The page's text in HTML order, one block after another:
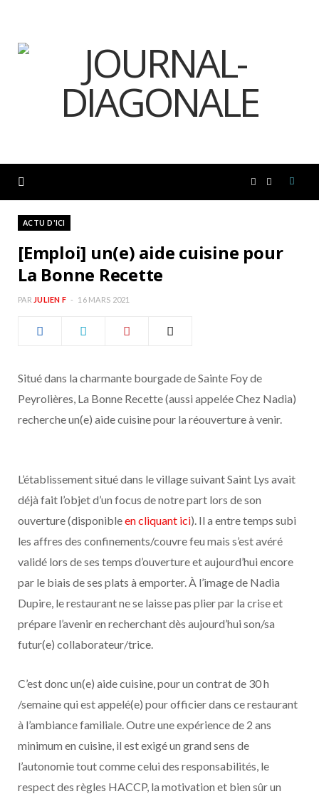
c
o
s
r
ACTU D'ICI
[Emploi] un(e) aide cuisine pour
La Bonne Recette
PAR JULIEN F 16 MARS 2021
Situé dans la charmante bourgade de Sainte Foy de
Peyrolières, La Bonne Recette (aussi appelée Chez Nadia)
recherche un(e) aide cuisine pour la réouverture à venir.
L’établissement situé dans le village suivant Saint Lys avait
déjà fait l’objet d’un focus de notre part lors de son
ouverture (disponibleen cliquant ici). Il a entre temps subi
les affres des confinements/couvre feu mais s’est avéré
validé lors de ses temps d’ouverture et aujourd’hui encore
par le biais de ses plats à emporter. À l’image de Nadia
Dupire, le restaurant ne se laisse pas plier par la crise et
prépare l’avenir en recherchant dès aujourd’hui son/sa
futur(e) collaborateur/trice.
C’est donc un(e) aide cuisine, pour un contrat de 30 h
/semaine qui est appelé(e) pour officier dans ce restaurant
à l’ambiance familiale. Outre une expérience de 2 ans
minimum en cuisine, il est exigé un grand sens de
l’autonomie tout comme celui des responsabilités, le
respect des règles HACCP, la motivation et bien sûr un